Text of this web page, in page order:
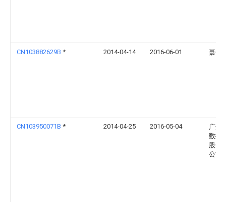
CN103882629B * 2014-04-14 2016-06-01 聂一
CN103950071B * 2014-04-25 2016-05-04
广州
数控
股份
公司